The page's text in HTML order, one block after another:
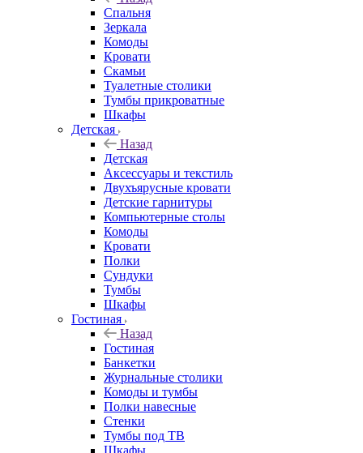
Спальня
Зеркала
Комоды
Кровати
Скамьи
Туалетные столики
Тумбы прикроватные
Шкафы
Детская
Назад
Детская
Аксессуары и текстиль
Двухъярусные кровати
Детские гарнитуры
Компьютерные столы
Комоды
Кровати
Полки
Сундуки
Тумбы
Шкафы
Гостиная
Назад
Гостиная
Банкетки
Журнальные столики
Комоды и тумбы
Полки навесные
Стенки
Тумбы под ТВ
Шкафы